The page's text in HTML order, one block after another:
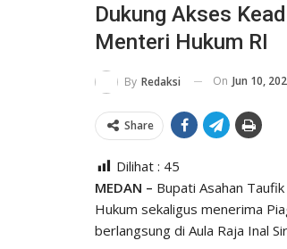
Dukung Akses
Menteri Hukum RI
By Redaksi On Jun 10,
Share
Dilihat : 45
MEDAN – Bupati Asahan
Hukum sekaligus menerima
berlangsung di Aula Raja Inal